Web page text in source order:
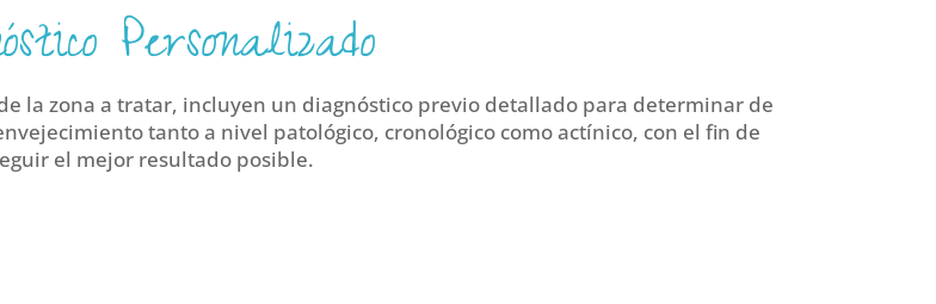
Personalizado
la zona a tratar, incluyen un diagnóstico previo detallado para determinar de
tanto a nivel patológico, cronológico como actínico, con el fin de
el mejor resultado posible.